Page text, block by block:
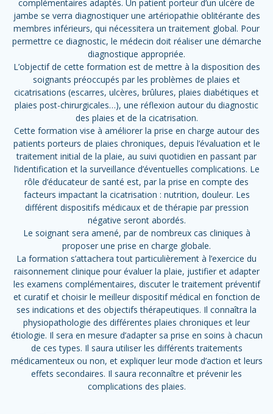
complémentaires adaptés. Un patient porteur d’un ulcère de
jambe se verra diagnostiquer une artériopathie oblitérante des
membres inférieurs, qui nécessitera un traitement global. Pour
permettre ce diagnostic, le médecin doit réaliser une démarche
diagnostique appropriée.
L’objectif de cette formation est de mettre à la disposition des
soignants préoccupés par les problèmes de plaies et
cicatrisations (escarres, ulcères, brûlures, plaies diabétiques et
plaies post-chirurgicales…), une réflexion autour du diagnostic
des plaies et de la cicatrisation.
Cette formation vise à améliorer la prise en charge autour des
patients porteurs de plaies chroniques, depuis l’évaluation et le
traitement initial de la plaie, au suivi quotidien en passant par
l’identification et la surveillance d’éventuelles complications. Le
rôle d’éducateur de santé est, par la prise en compte des
facteurs impactant la cicatrisation : nutrition, douleur. Les
différent dispositifs médicaux et de thérapie par pression
négative seront abordés.
Le soignant sera amené, par de nombreux cas cliniques à
proposer une prise en charge globale.
La formation s’attachera tout particulièrement à l’exercice du
raisonnement clinique pour évaluer la plaie, justifier et adapter
les examens complémentaires, discuter le traitement préventif
et curatif et choisir le meilleur dispositif médical en fonction de
ses indications et des objectifs thérapeutiques. Il connaîtra la
physiopathologie des différentes plaies chroniques et leur
étiologie. Il sera en mesure d’adapter sa prise en soins à chacun
de ces types. Il saura utiliser les différents traitements
médicamenteux ou non, et expliquer leur mode d’action et leurs
effets secondaires. Il saura reconnaître et prévenir les
complications des plaies.